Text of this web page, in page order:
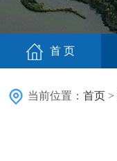
首 页
当前位置： 首页 >